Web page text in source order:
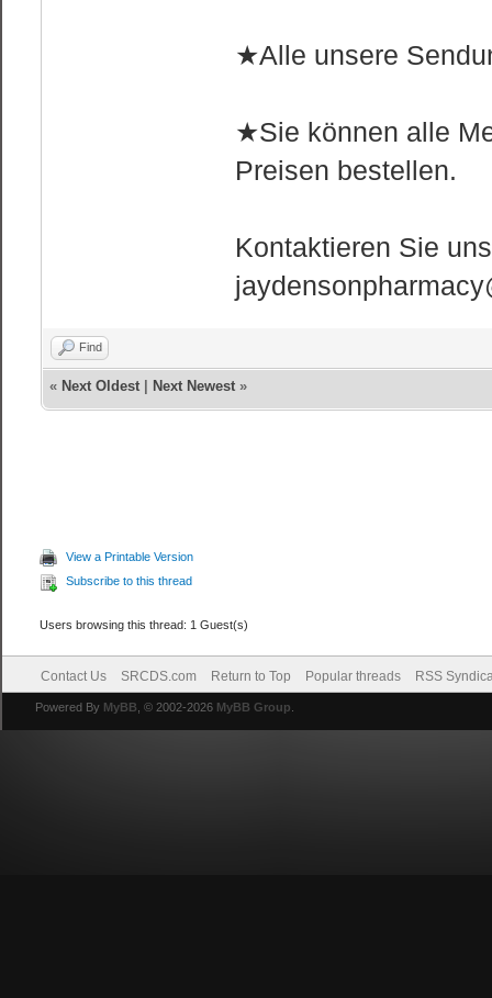
★Alle unsere
★Sie können alle
Preisen bestellen.
Kontaktieren Sie
Find
« Next Oldest| Next Newest»
View a Printable Version
Subscribe to this thread
Users browsing this thread: 1 Guest(s)
Contact Us SRCDS.com Return to Top Popular threads RSS
Powered By MyBB , © 2002-2026 MyBB Group